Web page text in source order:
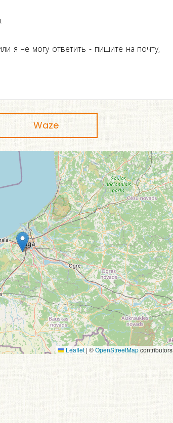
я не могу ответить - пишите на почту,
Waze
Leaflet | ©OpenStreetMapcontributors